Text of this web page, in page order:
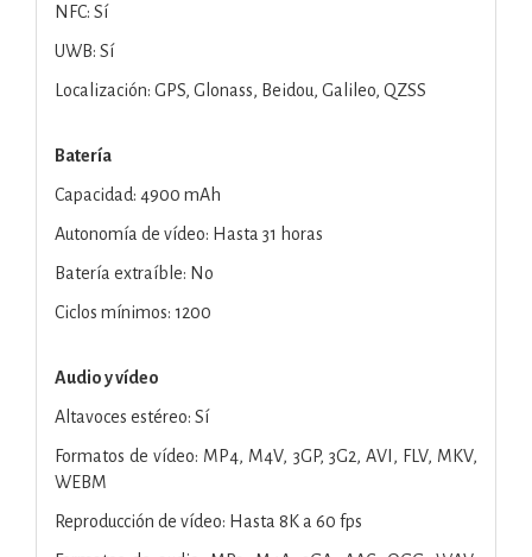
NFC: Sí
UWB: Sí
Localización: GPS, Glonass, Beidou, Galileo, QZSS
Batería
Capacidad: 4900 mAh
Autonomía de vídeo: Hasta 31 horas
Batería extraíble: No
Ciclos mínimos: 1200
Audio y vídeo
Altavoces estéreo: Sí
Formatos de vídeo: MP4, M4V, 3GP, 3G2, AVI, FLV, MKV,
WEBM
Reproducción de vídeo: Hasta 8K a 60 fps